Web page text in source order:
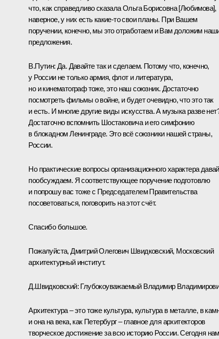
что, как справедливо сказала Ольга Борисовна [Любимова],
наверное, у них есть какие-то свои планы. При Вашем
поручении, конечно, мы это отработаем и Вам доложим
предложения.
В.Путин: Да. Давайте так и сделаем. Потому что, конечно,
у России не только армия, флот и литература,
но и кинематограф тоже, это наш союзник. Достаточно
посмотреть фильмы о войне, и будет очевидно, что это так
и есть. И многие другие виды искусства. А музыка разве
Достаточно вспомнить Шостаковича и его симфонию
в блокадном Ленинграде. Это всё союзники нашей страны,
России.
Но практические вопросы организационного характера
пообсуждаем. Я соответствующее поручение подготовлю
и попрошу вас тоже с Председателем Правительства
посоветоваться, поговорить на этот счёт.
Спасибо большое.
Пожалуйста, Дмитрий Олегович Швидковский, Московский
архитектурный институт.
Д.Швидковский: Глубокоуважаемый Владимир
Архитектура – это тоже культура, культура в металле, в
и она на века, как Петербург – главное для архитекторов
творческое достижение за всю историю России. Сегодня нам